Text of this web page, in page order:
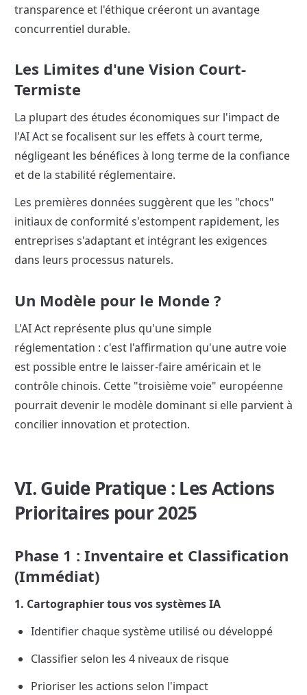
transparence et l'éthique créeront un avantage
concurrentiel durable.
Les Limites d'une Vision Court-
Termiste
La plupart des études économiques sur l'impact de
l'AI Act se focalisent sur les effets à court terme,
négligeant les bénéfices à long terme de la confiance
et de la stabilité réglementaire.
Les premières données suggèrent que les "chocs"
initiaux de conformité s'estompent rapidement, les
entreprises s'adaptant et intégrant les exigences
dans leurs processus naturels.
Un Modèle pour le Monde ?
L'AI Act représente plus qu'une simple
réglementation : c'est l'affirmation qu'une autre voie
est possible entre le laisser-faire américain et le
contrôle chinois. Cette "troisième voie" européenne
pourrait devenir le modèle dominant si elle parvient à
concilier innovation et protection.
VI. Guide Pratique : Les Actions
Prioritaires pour 2025
Phase 1 : Inventaire et Classification
(Immédiat)
1. Cartographier tous vos systèmes IA
Identifier chaque système utilisé ou développé
Classifier selon les 4 niveaux de risque
Prioriser les actions selon l'impact